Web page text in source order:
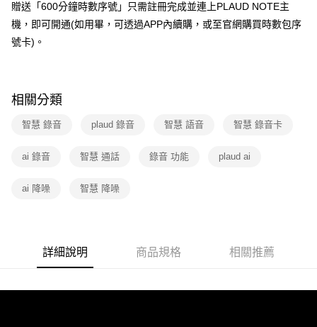
贈送「600分鐘時數序號」只需註冊完成並連上PLAUD NOTE主
機，即可開通(如用畢，可透過APP內續購，或至官網購買時數包序
號卡)。
相關分類
智慧 錄音 plaud 錄音 智慧 語音 智慧 錄音卡
ai 錄音 智慧 通話 錄音 功能 plaud ai
ai 降噪 智慧 降噪
詳細說明 商品規格 相關推薦